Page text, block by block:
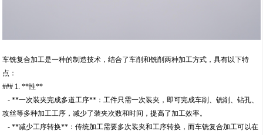
车铣复合加工是一种的制造技术，结合了车削和铣削两种加工方式，具有以下特
点：
### 1. **性**
- **一次装夹完成多道工序**：工件只需一次装夹，即可完成车削、铣削、钻孔、
攻丝等多种加工工序，减少了装夹次数和时间，提高了加工效率。
- **减少工序转换**：传统加工需要多次装夹和工序转换，而车铣复合加工可以在